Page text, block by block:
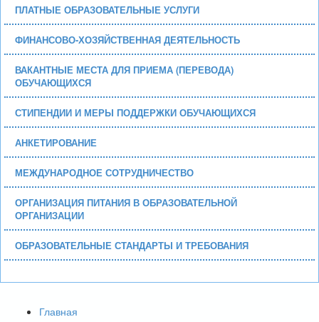
ПЛАТНЫЕ ОБРАЗОВАТЕЛЬНЫЕ УСЛУГИ
ФИНАНСОВО-ХОЗЯЙСТВЕННАЯ ДЕЯТЕЛЬНОСТЬ
ВАКАНТНЫЕ МЕСТА ДЛЯ ПРИЕМА (ПЕРЕВОДА)
ОБУЧАЮЩИХСЯ
СТИПЕНДИИ И МЕРЫ ПОДДЕРЖКИ ОБУЧАЮЩИХСЯ
АНКЕТИРОВАНИЕ
МЕЖДУНАРОДНОЕ СОТРУДНИЧЕСТВО
ОРГАНИЗАЦИЯ ПИТАНИЯ В ОБРАЗОВАТЕЛЬНОЙ
ОРГАНИЗАЦИИ
ОБРАЗОВАТЕЛЬНЫЕ СТАНДАРТЫ И ТРЕБОВАНИЯ
Главная